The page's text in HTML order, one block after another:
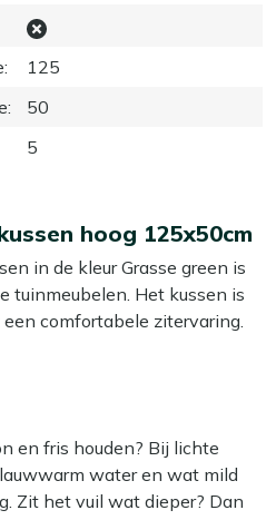
:
125
:
50
5
hoog 125x50cm
in de kleur Grasse green is
tuinmeubelen. Het kussen is
comfortabele zitervaring.
een drankje in de zon. Dit
Je kunt het kussen
stoel, zodat het goed op zijn
keuze voor wie houdt
tuin.
en fris houden? Bij lichte
water en wat mild
Zit het vuil wat dieper? Dan